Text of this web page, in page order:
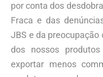
por conta dos
Fraca e das
JBS e da
dos nossos
exportar menos